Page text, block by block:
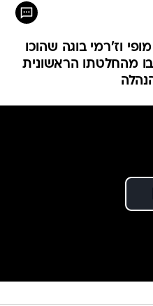
וז'רמי בוגה שהוכו
מהחלטתו הראשונית